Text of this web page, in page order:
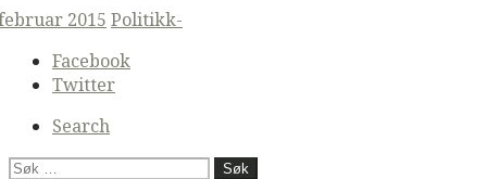
2015 Politikk-
Secondary
navigation
Facebook
Twitter
Search
Søk